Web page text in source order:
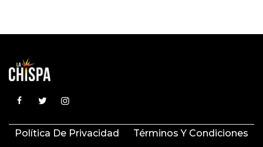
Política De Privacidad Términos Y Condiciones